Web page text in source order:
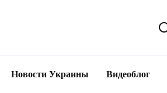
Новости Украины Видеоблог